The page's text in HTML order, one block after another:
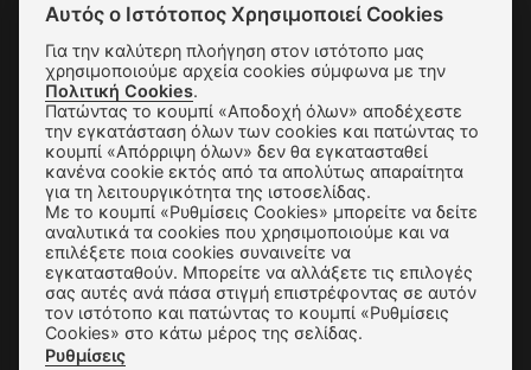
SUBSCRIBE
Αποστολές & Αλλαγές
Τρόποι Παραγγελίας & Πληρωμής
Όροι Χρήσης & Ασφάλεια
Πολιτική Απορρήτου
Ρυθμίσεις Cookies
Αυτός ο Ιστότοπος Χρησιμοποιεί Cookies
Για την καλύτερη πλοήγηση στον ιστότοπο μας
χρησιμοποιούμε αρχεία cookies σύμφωνα με την
Πολιτική Cookies.
Πατώντας το κουμπί «Αποδοχή όλων» αποδέχεστε
την εγκατάσταση όλων των cookies και πατώντας το
κουμπί «Απόρριψη όλων» δεν θα εγκατασταθεί
κανένα cookie εκτός από τα απολύτως απαραίτητα
για τη λειτουργικότητα της ιστοσελίδας.
Με το κουμπί «Ρυθμίσεις Cookies» μπορείτε να δείτε
αναλυτικά τα cookies που χρησιμοποιούμε και να
επιλέξετε ποια cookies συναινείτε να
εγκατασταθούν. Μπορείτε να αλλάξετε τις επιλογές
σας αυτές ανά πάσα στιγμή επιστρέφοντας σε αυτόν
τον ιστότοπο και πατώντας το κουμπί «Ρυθμίσεις
Cookies» στο κάτω μέρος της σελίδας.
Ρυθμίσεις